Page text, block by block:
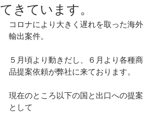
てきています。
コロナにより大きく遅れを取った海外
輸出案件。
５月頃より動きだし、６月より各種商
品提案依頼が弊社に来ております。
現在のところ以下の国と出口への提案
として